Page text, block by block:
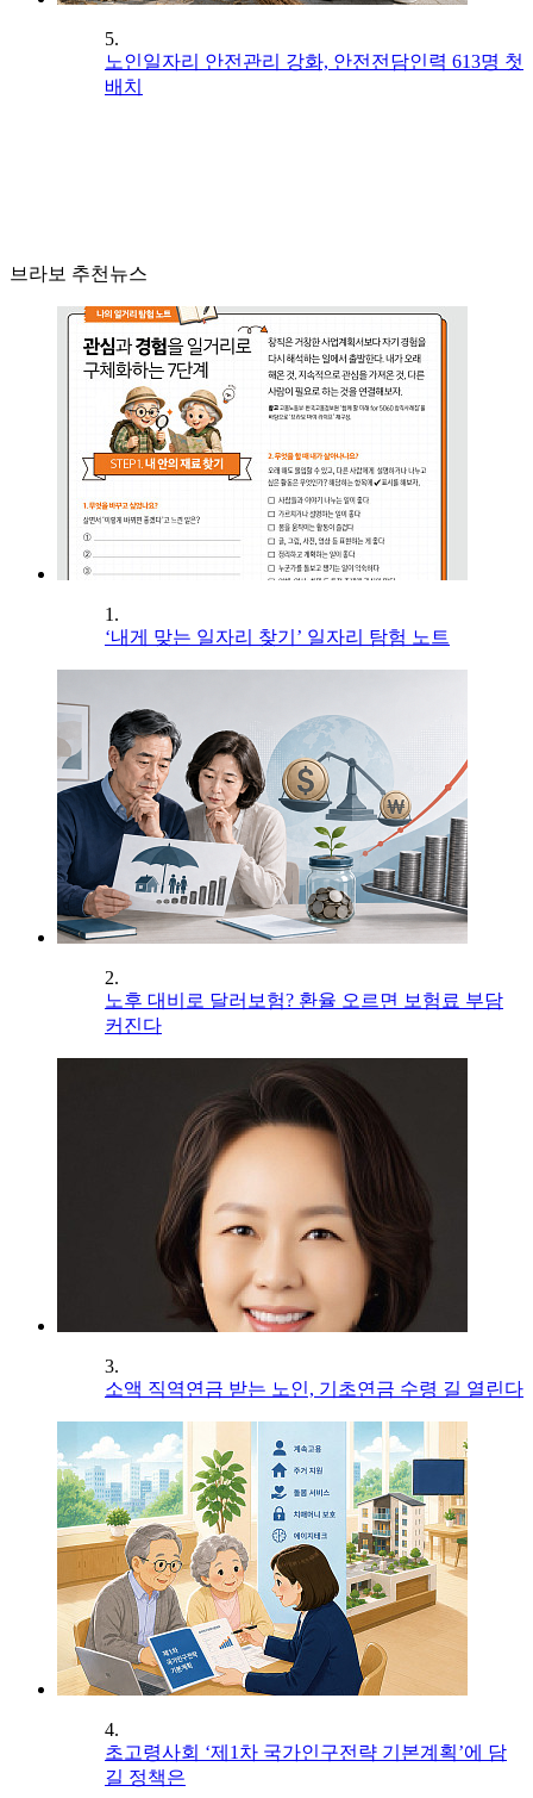
5.
노인일자리 안전관리 강화, 안전전담인력 613명 첫
배치
브라보 추천뉴스
1.
‘내게 맞는 일자리 찾기’ 일자리 탐험 노트
2.
노후 대비로 달러보험? 환율 오르면 보험료 부담
커진다
3.
소액 직역연금 받는 노인, 기초연금 수령 길 열린다
4.
초고령사회 ‘제1차 국가인구전략 기본계획’에 담
길 정책은